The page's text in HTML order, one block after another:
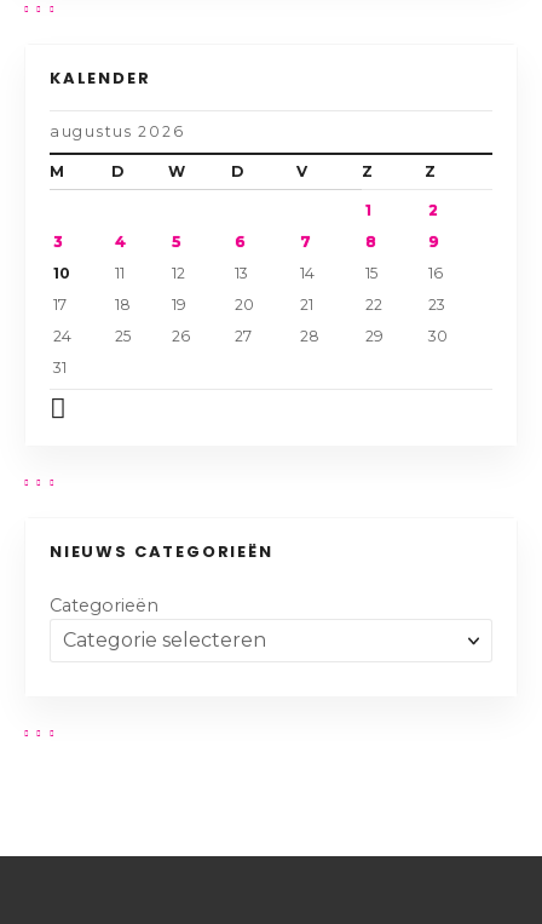
KALENDER
augustus 2026
M D W D V Z Z
1
2
3
4 5 6 7 8
9
10
11 12 13 14 15
16
17
18 19 20 21 22
23
24
25 26 27 28 29
30
31
NIEUWS CATEGORIEËN
Categorieën